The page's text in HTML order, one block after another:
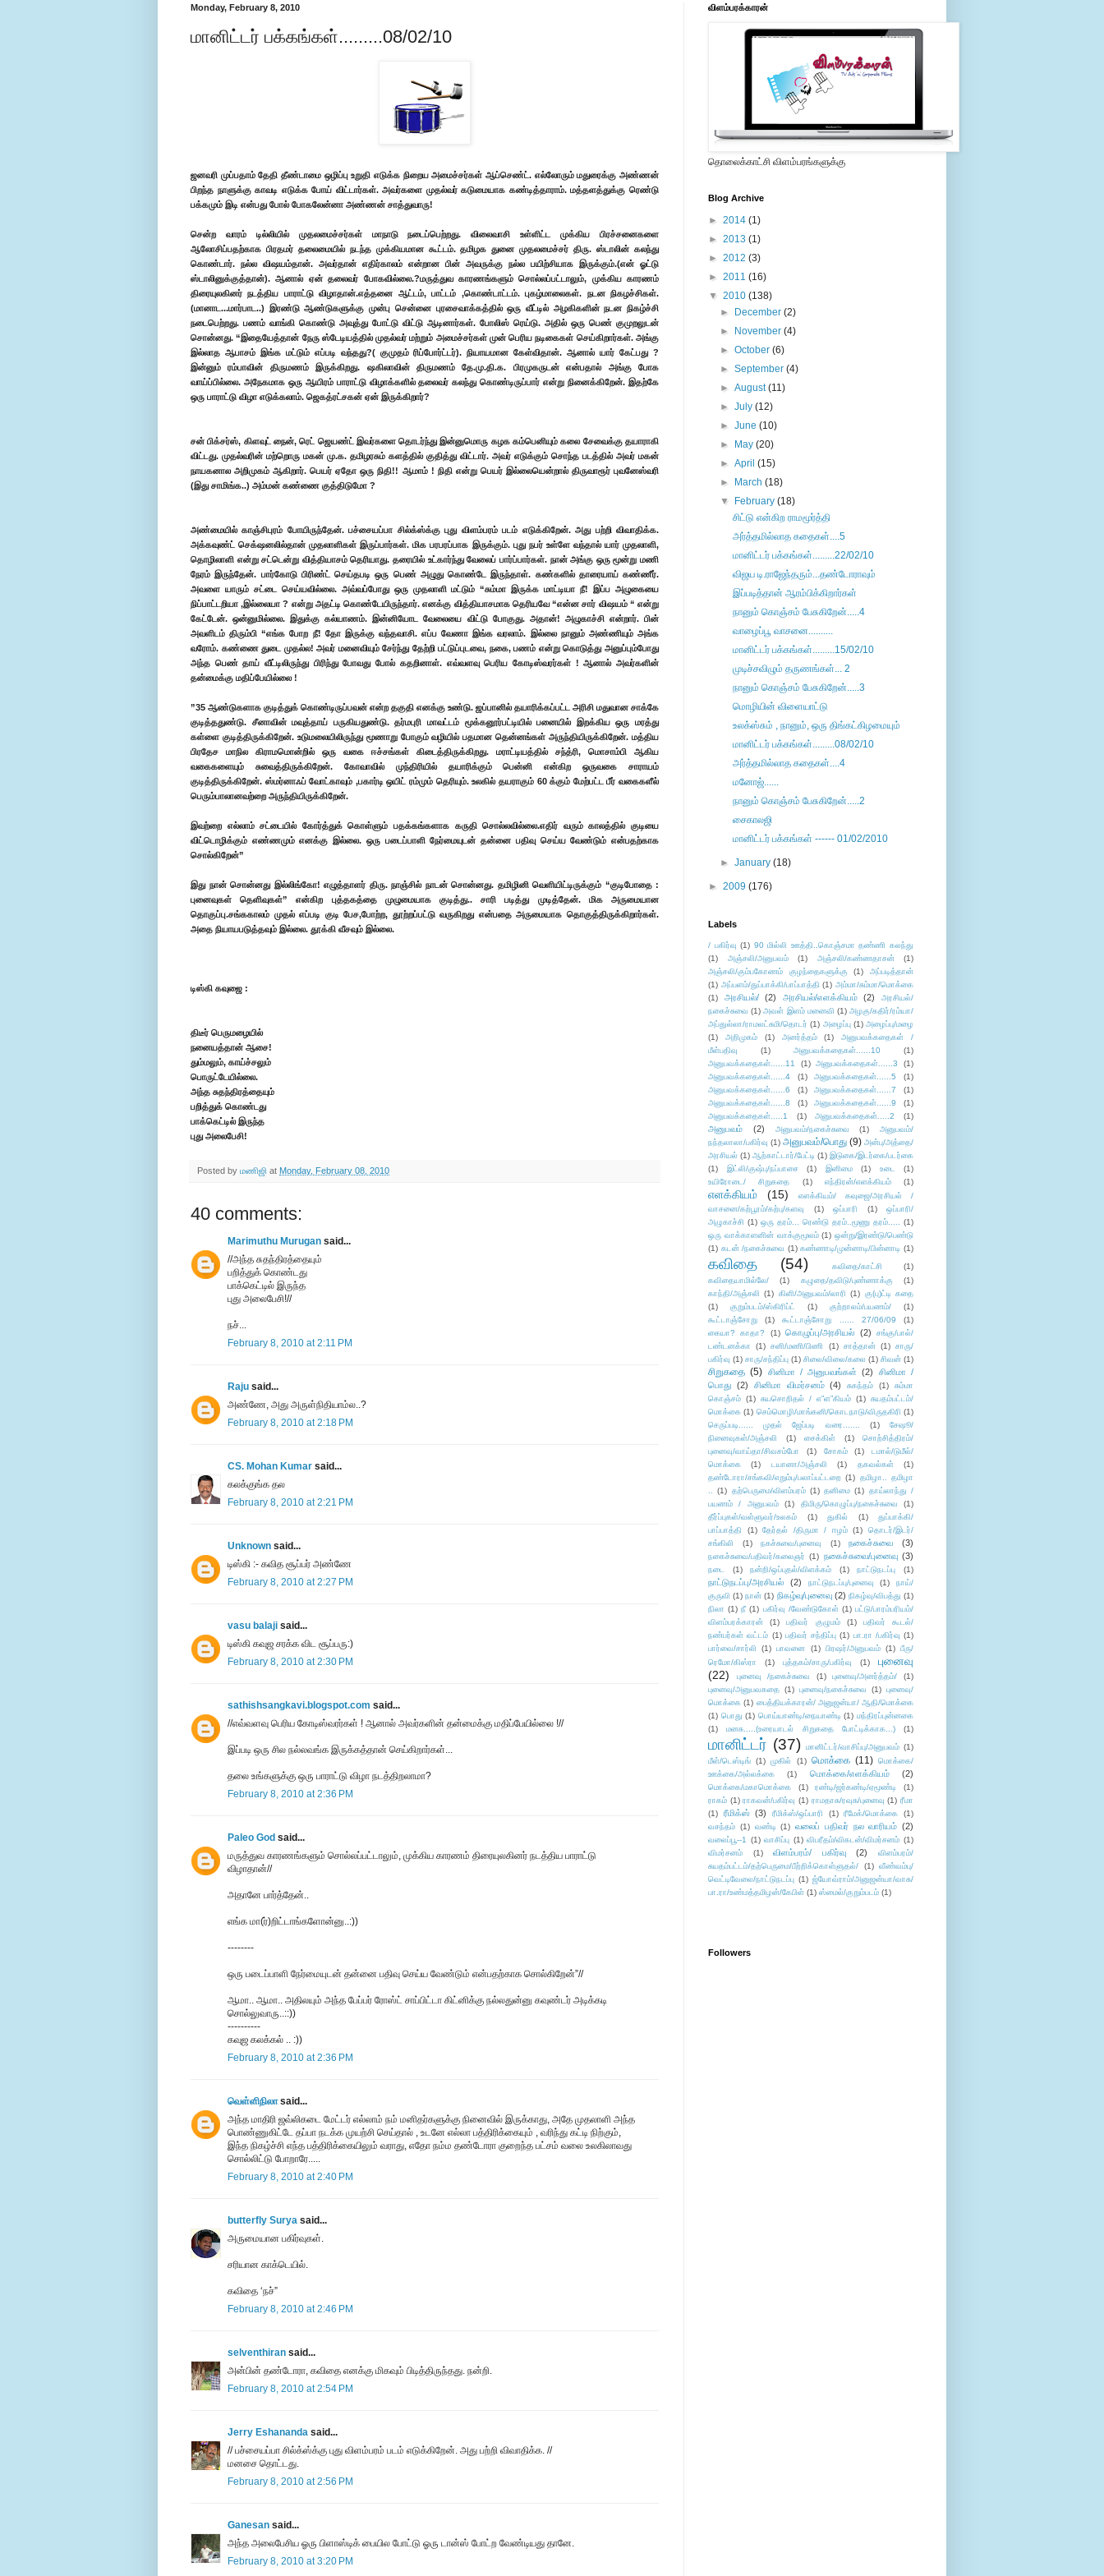
Monday, February 8, 2010
மானிட்டர் பக்கங்கள்.........08/02/10
ஜனவரி முப்பதாம் தேதி தீண்டாமை ஒழிப்பு உறுதி எடுக்க நிறைய அமைச்சர்கள் ஆப்செண்ட். எல்லோரும் மதுரைக்கு அண்ணன்
பிறந்த நாளுக்கு காவடி எடுக்க போய் விட்டார்கள். அவர்களை முதல்வர் கடுமையாக கண்டித்தாராம். மத்தளத்துக்கு ரெண்டு
பக்கமும் இடி என்பது போல் போகலேன்னா அண்ணன் சாத்துவாரு!
சென்ற வாரம் டில்லியில் முதலமைச்சர்கள் மாநாடு நடைப்பெற்றது. விலைவாசி உள்ளிட்ட முக்கிய பிரச்சனைகளை
ஆலோசிப்பதற்காக பிரதமர் தலைமையில் நடந்த முக்கியமான கூட்டம். தமிழக துனை முதலமைச்சர் திரு. ஸ்டாலின் கலந்து
கொண்டார். நல்ல விஷயம்தான். அவர்தான் எதிர்காலம் என்றான பின் அவருக்கு நல்ல பயிற்சியாக இருக்கும்.(என் ஓட்டு
ஸ்டாலினுக்குத்தான்). ஆனால் ஏன் தலைவர் போகவில்லை.?மருத்துவ காரணங்களும் சொல்லப்பட்டாலும், முக்கிய காரணம்
திரையுலகினர் நடத்திய பாராட்டு விழாதான்.எத்தனை ஆட்டம், பாட்டம் ,கொண்டாட்டம். புகழ்மாலைகள். நடன நிகழச்சிகள்.
(மானாட...மார்பாட..) இரண்டு ஆண்டுகளுக்கு முன்பு சென்னை புரசைவாக்கத்தில் ஒரு வீட்டில் அழகிகளின் நடன நிகழ்ச்சி
நடைபெற்றது. பணம் வாங்கி கொண்டு அவுத்து போட்டு விட்டு ஆடினார்கள். போலிஸ் ரெய்டு. அதில் ஒரு பெண் குமுறலுடன்
சொன்னது. “இதையேத்தான் நேரு ஸ்டேடியத்தில் முதல்வர் மற்றும் அமைச்சர்கள் முன் பெரிய நடிகைகள் செய்கிறார்கள். அங்கு
இல்லாத ஆபாசம் இங்க மட்டும் எப்படி வந்தது?( குமுதம் ரிப்போர்ட்டர்). நியாயமான கேள்விதான். ஆனால் யார் கேட்பது ?
இன்னும் ரம்பாவின் திருமணம் இருக்கிறது. ஷகிலாவின் திருமணம் தே.மு.தி.க. பிரமுகருடன் என்பதால் அங்கு போக
வாய்ப்பில்லை. அநேகமாக ஒரு ஆயிரம் பாராட்டு விழாக்களில் தலைவர் கலந்து கொண்டிருப்பார் என்று நினைக்கிறேன். இதற்கே
ஒரு பாராட்டு விழா எடுக்கலாம். ஜெகத்ரட்சகன் ஏன் இருக்கிறார்?
சன் பிக்சர்ஸ், கிளவுட் நைன், ரெட் ஜெயண்ட் இவர்களை தொடர்ந்து இன்னுமொரு கழக கம்பெனியும் கலை சேவைக்கு தயாராகி
விட்டது. முதல்வரின் மற்றொரு மகன் மு.க. தமிழரசும் களத்தில் குதித்து விட்டார். அவர் எடுக்கும் சொந்த படத்தில் அவர் மகன்
நாயகனால அறிமுகம் ஆகிறார். பெயர் ஏதோ ஒரு நிதி!! ஆமாம் ! நிதி என்று பெயர் இல்லையென்றால் திருவாரூர் புவனேஸ்வரி
(இது சாமிங்க..) அம்மன் கண்ணை குத்திடுமோ ?
அண்மையில் காஞ்சிபுரம் போயிருந்தேன். பச்சையப்பா சில்க்ஸ்க்கு புது விளம்பரம் படம் எடுக்கிறேன். அது பற்றி விவாதிக்க.
அக்கவுண்ட் செக்‌ஷனலில்தான் முதலாளிகள் இருப்பார்கள். மிக பரபரப்பாக இருக்கும். புது நபர் உள்ளே வந்தால் யார் முதலாளி,
தொழிலாளி என்று சட்டென்று வித்தியாசம் தெரியாது. தரையில் உட்கார்ந்து வேலைப் பார்ப்பார்கள். நான் அங்கு ஒரு மூன்று மணி
நேரம் இருந்தேன். பார்கோடு பிரிண்ட் செய்தபடி ஒரு பெண் அழுது கொண்டே இருந்தாள். கண்களில் தாரையாய் கண்ணீர்.
அவளை யாரும் சட்டை செய்யவில்லை. அவ்வப்போது ஒரு முதலாளி மட்டும் “சும்மா இருக்க மாட்டியா நீ! இப்ப அழுகையை
நிப்பாட்டறியா ,இல்லையா ? என்று அதட்டி கொண்டேயிருந்தார். எனக்கு வித்தியாசமாக தெரியவே “என்ன சார் விஷயம் “ என்று
கேட்டேன். ஒன்னுமில்லை. இதுக்கு கல்யாணம். இன்னியோட வேலையை விட்டு போகுது. அதான்! அழுகாச்சி என்றார். பின்
அவளிடம் திரும்பி “எங்க போற நீ! தோ இருக்கு வந்தவாசி. எப்ப வேணா இங்க வரலாம். இல்லை நானும் அண்ணியும் அங்க
வரோம். கண்ணை துடை முதல்ல! அவர் மனைவியும் சேர்ந்து தேற்றி பட்டுப்புடவை, நகை, பணம் என்று கொடுத்து அனுப்பும்போது
அந்த பெண் தாய் வீட்டிலிருந்து பிரிந்து போவது போல் கதறினாள். எவ்வளவு பெரிய கோடிஸ்வரர்கள் ! ஆனால் அவர்களின்
தன்மைக்கு மதிப்பேயில்லை !
”35 ஆண்டுகளாக குடித்துக் கொண்டிருப்பவன் என்ற தகுதி எனக்கு உண்டு. ஜப்பானில் தயாரிக்கப்பட்ட அரிசி மதுவான சாக்கே
குடித்ததுண்டு. சீனாவின் மவுத்தாய் பருகியதுண்டு. தர்மபுரி மாவட்டம் மூக்கனூர்பட்டியில் பனையில் இறக்கிய ஒரு மரத்து
கள்ளை குடித்திருக்கிறேன். உடுமலையிலிருந்து மூணாறு போகும் வழியில் பதமான தென்னங்கள் அருந்தியிருக்கிறேன். மத்திய
பிரதேச மாநில கிராமமொன்றில் ஒரு வகை ஈச்சங்கள் கிடைத்திருக்கிறது. மராட்டியத்தில் சந்த்ரி, மொசாம்பி ஆகிய
வகைகளையும் சுவைத்திருக்கிறேன். கோவாவில் முந்திரியில் தயாரிக்கும் பென்னி என்கிற ஒருவகை சாராயம்
குடித்திருக்கிறேன். ஸ்மர்னாஃப் வோட்காவும் ,பகார்டி ஒயிட் ரம்மும் தெரியும். உலகில் தயராகும் 60 க்கும் மேற்பட்ட பீர் வகைகளீல்
பெரும்பாலானவற்றை அருந்தியிருக்கிறேன்.
இவற்றை எல்லாம் சட்டையில் கோர்த்துக் கொள்ளும் பதக்கங்களாக கருதி சொல்லவில்லை.எதிர் வரும் காலத்தில் குடியை
விட்டொழிக்கும் எண்ணமும் எனக்கு இல்லை. ஒரு படைப்பாளி நேர்மையுடன் தன்னை பதிவு செய்ய வேண்டும் என்பதற்காக
சொல்கிறேன்”
இது நான் சொன்னது இல்லிங்கோ! எழுத்தாளர் திரு. நாஞ்சில் நாடன் சொன்னது. தமிழினி வெளியிட்டிருக்கும் “குடிபோதை :
புனைவுகள் தெளிவுகள்” என்கிற புத்தகத்தை முழுமையாக குடித்து.. சாரி படித்து முடித்தேன். மிக அருமையான
தொகுப்பு.சங்ககாலம் முதல் எப்படி குடி பேச,போற்ற, தூற்றப்பட்டு வருகிறது என்பதை அருமையாக தொகுத்திருக்கிறார்கள்.
அதை நியாயபடுத்தவும் இல்லை. தூக்கி வீசவும் இல்லை.
டிஸ்கி கவுஜை :
திடீர் பெருமழையில்
நனையத்தான் ஆசை!
தும்மலும், காய்ச்சலும்
பொருட்டேயில்லை.
அந்த சுதந்திரத்தையும்
பறித்துக் கொண்டது
பாக்கெட்டில் இருந்த
புது அலைபேசி!
Posted by மணிஜி at Monday, February 08, 2010
40 comments:
Marimuthu Murugan said...
//அந்த சுதந்திரத்தையும்
பறித்துக் கொண்டது
பாக்கெட்டில் இருந்த
புது அலைபேசி!//
நச்...
February 8, 2010 at 2:11 PM
Raju said...
அண்ணே, அது அருள்நிதியாம்ல..?
February 8, 2010 at 2:18 PM
CS. Mohan Kumar said...
கலக்குங்க தல
February 8, 2010 at 2:21 PM
Unknown said...
டிஸ்கி :- கவித சூப்பர் அண்ணே
February 8, 2010 at 2:27 PM
vasu balaji said...
டிஸ்கி கவுஜ சரக்க விட சூப்பரு:)
February 8, 2010 at 2:30 PM
sathishsangkavi.blogspot.com said...
//எவ்வளவு பெரிய கோடிஸ்வரர்கள் ! ஆனால் அவர்களின் தன்மைக்கு மதிப்பேயில்லை !//
இப்படி ஒரு சில நல்லவங்க இருக்கத்தான் செய்கிறார்கள்...
தலை உங்களுக்கு ஒரு பாராட்டு விழா நடத்திறலாமா?
February 8, 2010 at 2:36 PM
Paleo God said...
மருத்துவ காரணங்களும் சொல்லப்பட்டாலும், முக்கிய காரணம் திரையுலகினர் நடத்திய பாராட்டு
விழாதான்//
அதானே பார்த்தேன்..
எங்க மா(ர்)றிட்டாங்களோன்னு..:))
--------
ஒரு படைப்பாளி நேர்மையுடன் தன்னை பதிவு செய்ய வேண்டும் என்பதற்காக சொல்கிறேன்”//
ஆமா.. ஆமா.. அதிலயும் அந்த பேப்பர் ரோஸ்ட் சாப்பிட்டா கிட்னிக்கு நல்லதுன்னு கவுண்டர் அடிக்கடி
சொல்லுவாரு..::))
----------
கவுஜ கலக்கல் .. :))
February 8, 2010 at 2:36 PM
வெள்ளிநிலாsaid...
அந்த மாதிரி ஜவ்லிகடை மேட்டர் எல்லாம் நம் மனிதர்களுக்கு நினைவில் இருக்காது, அதே முதலாளி அந்த
பொண்ணுகிட்டே தப்பா நடக்க முயற்சி செய்தால் , உடனே எல்லா பத்திரிக்கையும் , வரிந்து கட்டி நிற்கும்,
இந்த நிகழ்ச்சி எந்த பத்திரிக்கையிலும் வராது, எதோ நம்ம தண்டோரா குறைந்த பட்சம் வலை உலகிலாவது
சொல்லிட்டு போறாரே.....
February 8, 2010 at 2:40 PM
butterfly Surya said...
அருமையான பகிர்வுகள்.
சரியான காக்டெயில்.
கவிதை ‘நச்”
February 8, 2010 at 2:46 PM
selventhiran said...
அன்பின் தண்டோரா, கவிதை எனக்கு மிகவும் பிடித்திருந்தது. நன்றி.
February 8, 2010 at 2:54 PM
Jerry Eshananda said...
// பச்சையப்பா சில்க்ஸ்க்கு புது விளம்பரம் படம் எடுக்கிறேன். அது பற்றி விவாதிக்க. //
மனசை தொட்டது.
February 8, 2010 at 2:56 PM
Ganesan said...
அந்த அலைபேசிய ஓரு பிளாஸ்டிக் பையில போட்டு ஓரு டான்ஸ் போட்ற வேண்டியது தானே.
February 8, 2010 at 3:20 PM
விளம்பரக்காரன்
தொலைக்காட்சி விளம்பரங்களுக்கு
Blog Archive
► 2014 (1)
► 2013 (1)
► 2012 (3)
► 2011 (16)
▼ 2010 (138)
►
December(2)
►
November(4)
►October(6)
►September(4)
►August(11)
►July(12)
►June(10)
►
May(20)
►April(15)
►
March(18)
▼
February(18)
சிட்டு என்கிற ராமமூர்த்தி
அர்த்தமில்லாத கதைகள்....5
மானிட்டர் பக்கங்கள்.........22/02/10
விஜய டி.ராஜேந்தரும்...தண்டோராவும்
இப்படித்தான் ஆரம்பிக்கிறார்கள்
நானும் கொஞ்சம் பேசுகிறேன்.....4
வாழைப்பூ வாசனை..........
மானிட்டர் பக்கங்கள்.........15/02/10
முடிச்சவிழும் தருணங்கள்... 2
நானும் கொஞ்சம் பேசுகிறேன்.....3
மொழியின் விளையாட்டு
உலக்ஸ்சும் , நானும், ஒரு திங்கட்கிழமையும்
மானிட்டர் பக்கங்கள்.........08/02/10
அர்த்தமில்லாத கதைகள்....4
மனோஜ்......
நானும் கொஞ்சம் பேசுகிறேன்.....2
சைகாலஜி
மானிட்டர் பக்கங்கள் ------ 01/02/2010
►January(18)
► 2009 (176)
Labels
/ பகிர்வு (1) 90 மில்லி ஊத்தி..கொஞ்சமா தண்ணி கலந்து
(1)
அஞ்சலி/அனுபவம் (1) அஞ்சலி/கண்ணதாசன்
(1)
அஞ்சலி/கும்பகோணம் குழந்தைகளுக்கு
(1)
அப்படித்தான்
(1) அப்பளம்/துப்பாக்கி/பாப்பாத்தி (1) அம்மா/சும்மா/மொக்கை
(1)
அரசியல்/ (2) அரசியல்/எளக்கியம் (2)
அரசியல்/
நகைச்சுவை (1) அவள் இளம் மனைவி (1) அழகு/கதிர்/ரம்யா/
அப்துல்லா/ராமலட்சுமி/தொடர் (1) அழைப்பு (1) அழைப்பு/மழை
(1)
அறிமுகம் (1) அனர்த்தம் (1)
அனுபவக்கதைகள் /
மீள்பதிவு
(1) அனுபவக்கதைகள்......10
(1)
அனுபவக்கதைகள்......11
(1) அனுபவக்கதைகள்......3
(1)
அனுபவக்கதைகள்......4
(1) அனுபவக்கதைகள்......5
(1)
அனுபவக்கதைகள்......6
(1) அனுபவக்கதைகள்......7
(1)
அனுபவக்கதைகள்......8
(1) அனுபவக்கதைகள்......9
(1)
அனுபவக்கதைகள்.....1
(1) அனுபவக்கதைகள்.....2 (1)
அனுபவம் (2) அனுபவம்/நகைச்சுவை (1)
அனுபவம்/
நந்தலாலா/பகிர்வு (1) அனுபவம்/பொது (9) அன்பு/அத்தை/
அரசியல் (1) ஆற்காட்டார்/பேட்டி (1) இடுகை/இடர்கை/படர்கை
(1)
இட்லி/குஷ்பு/நப்பாசை (1) இனிமை (1) உடை
(1)
உயிரோடை/ சிறுகதை
(1) எந்திரன்/எளக்கியம் (1)
எளக்கியம் (15)
எளக்கியம்/ கவுஜை/அரசியல் /
வாசனை/கற்பூரம்/கற்பு/களவு
(1) ஒப்பாரி (1)
ஒப்பாரி/
அழுகாச்சி (1) ஒரு தரம்... ரெண்டு தரம்..மூணு தரம்..... (1)
ஒரு வாக்காளனின் வாக்குமூலம் (1) ஒன்று/இரண்டு/பெண்டு
(1) கடன் /நகைச்சுவை (1) கண்ணாடி/முன்னாடி/பின்னாடி (1)
கவிதை (54) கவிதை/காட்சி
(1)
கவிதையாமில்லே/
(1) கழுதை/தவிடு/புண்ணாக்கு
(1)
காந்தி/அஞ்சலி (1) கிளி/அனுபவம்/லாரி (1) கு(பு)ட்டி கதை
(1)
குறும்படம்/ஸ்கிரிப்ட் (1) குற்றாலம்/பயணம்/
(1)
கூட்டாஞ்சோறு
(1) கூட்டாஞ்சோறு ...... 27/06/09
(1)
கையா? காதா?
(1) கொழுப்பு/அரசியல் (2)
சங்கு/பால்/
டண்டனக்கா
(1) சனி/மணி/பிணி (1) சாத்தான் (1) சாரு/
பகிர்வு (1) சாரு/சந்திப்பு (1) சிலை/விலை/கலை (1) சிவன் (1)
சிறுகதை (5) சினிமா / அனுபவங்கள் (2)
சினிமா /
பொது (2) சினிமா விமர்சனம் (4) சுகந்தம் (1)
சும்மா
கொஞ்சம் (1) சுயசொறிதல் / எ”ள”கியம் (1) சுயதம்பட்டம்/
மொக்கை (1) செம்மொழி/மாங்கனி/கொடநாடு/விருதகிரி (1)
செருப்படி...... முதல் ஜேப்படி வரை.......
(1)
சேஷூ/
நினைவுகள்/அஞ்சலி
(1) சைக்கிள் (1)
சொற்சித்திரம்/
புனைவு/வாய்தா/சிவசம்போ
(1) சோகம் (1)
டமால்/டுமீல்/
மொக்கை
(1) டயானா/அஞ்சலி (1) தகவல்கள்
(1)
தண்டோரா/சங்கவி/எறும்பு/பலாப்பட்டறை (1) தமிழா.. தமிழா
.. (1) தற்பெருமை/விளம்பரம் (1) தனிமை (1) தாய்லாந்து /
பயணம் / அனுபவம்
(1) திமிரு/கொழுப்பு/நகைச்சுவை
(1)
தீர்ப்புகள்/வள்ளுவர்/உலகம்
(1) துகில் (1)
துப்பாக்கி/
பாப்பாத்தி
(1) தேர்தல் /திருமா / ஈழம் (1)
தொடர்/இடர்/
சங்கிலி
(1) நகச்சுவை/புனைவு (1) நகைச்சுவை (3)
நகைச்சுவை/பதிவர்/கலைஞர் (1) நகைச்சுவை/புனைவு (3)
நடை (1) நன்றி/ஒப்புதல்/விளக்கம் (1) நாட்டுநடப்பு (1)
நாட்டுநடப்பு/அரசியல் (2) நாட்டுநடப்பு/புனைவு (1)
நாய்/
குருவி (1) நான் (1) நிகழ்வு/புனைவு (2) நிகழ்வு/விபத்து (1)
நிலா (1) நீ (1) பகிர்வு /வேண்டுகோள் (1) பட்டு/பாரம்பரியம்/
விளம்பரக்காரன்
(1) பதிவர் குழுமம் (1)
பதிவர் கூடல்/
நண்பர்கள் வட்டம் (1) பதிவர் சந்திப்பு (1) பா.ரா /பகிர்வு (1)
பார்வை/சார்லி
(1) பாவனை (1) பிரஷர்/அனுபவம் (1) பீரு/
ரெமோ/கிஸ்ரா
(1) புத்தகம்/சாரு/பகிர்வு (1)
புனைவு
(22)
புனைவு /நகைச்சுவை (1) புனைவு/அனர்த்தம்/
(1)
புனைவு/அனுபவகதை (1) புனைவு/நகைச்சுவை (1) புனைவு/
மொக்கை (1) பைத்தியக்காரன்/ அனுஜன்யா/ ஆதி/மொக்கை
(1) பொது (1) பொய்யாண்டி/நையாண்டி (1) மந்திரப்புன்னகை
(1)
மனசு.....(உரையாடல் சிறுகதை போட்டிக்காக...) (1)
மானிட்டர் (37) மானிட்டர்/வாசிப்பு/அனுபவம் (1)
மீள்/டெஸ்டிங் (1) முகில் (1) மொக்கை (11) மொக்கை/
ஊக்கை/அல்லக்கை
(1) மொக்கை/எளக்கியம் (2)
மொக்கை/மகாமொக்கை (1) ரண்டி/ஜர்கண்டி/ஏமூண்டி
(1)
ராகம் (1) ராகவன்/பகிர்வு (1) ராமதாசு/ரவுசு/புனைவு (1) ரீமா
(1)
ரீமிக்ஸ் (3) ரீமிக்ஸ்/ஒப்பாரி (1) ரீமேக்/மொக்கை
(1)
வசந்தம் (1) வண்டி (1) வலைப் பதிவர் நல வாரியம் (2)
வலைப்பூ--1 (1) வாசிப்பு (1) விபரீதம்/விகடன்/விமர்சனம் (1)
விமர்சனம்
(1) விளம்பரம்/ பகிர்வு (2)
விளம்பரம்/
சுயதம்பட்டம்/தற்பெருமை/பீற்றிக்கொள்ளுதல்/
(1) வீண்வம்பு/
வெட்டிவேலை/நாட்டுநடப்பு (1) ஜ்யோவ்ராம்/அனுஜன்யா/வாசு/
பா.ரா/உண்மத்தமிழன்/கேபிள் (1) ஸ்மைல்/குறும்படம் (1)
Followers